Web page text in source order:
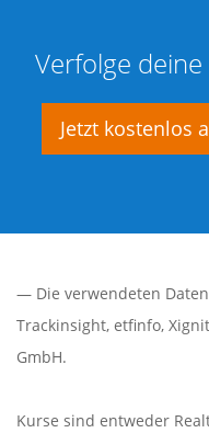
Verfolge
Jetzt kostenlos
— Die verwendeten
Trackinsight, etfinfo,
GmbH.
Kurse sind entweder